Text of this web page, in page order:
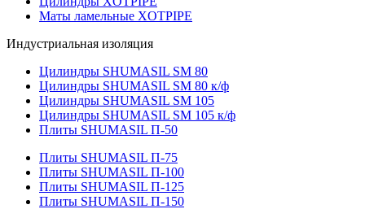
Маты ламельные XOTPIPE
Индустриальная изоляция
Цилиндры SHUMASIL SM 80
Цилиндры SHUMASIL SM 80 к/ф
Цилиндры SHUMASIL SM 105
Цилиндры SHUMASIL SM 105 к/ф
Плиты SHUMASIL П-50
Плиты SHUMASIL П-75
Плиты SHUMASIL П-100
Плиты SHUMASIL П-125
Плиты SHUMASIL П-150